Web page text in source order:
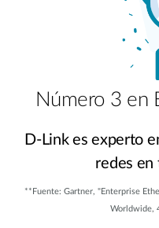
Número 3 en
D-Link es experto
redes en
**Fuente: Gartner, "Enterprise
Worldwide,